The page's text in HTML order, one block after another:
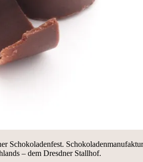
Schokoladenfest.
– dem Dresdner Stallhof.